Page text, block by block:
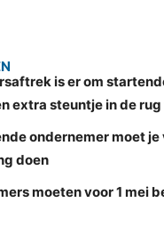
is er om
extra steuntje in de
ondernemer moet je
doen
moeten voor 1 mei